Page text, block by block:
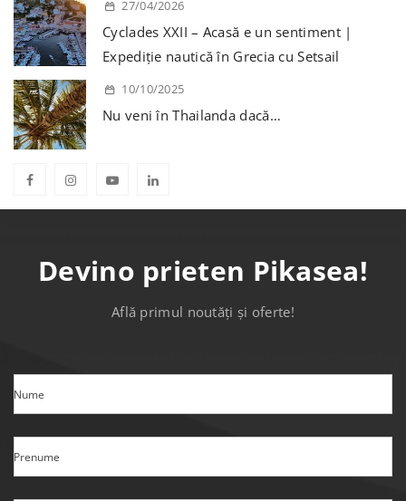
27/04/2026
Cyclades XXII – Acasă e un sentiment |
Expediție nautică în Grecia cu Setsail
10/10/2025
Nu veni în Thailanda dacă…
Devino prieten Pikasea!
Află primul noutăți și oferte!
Nume
Prenume